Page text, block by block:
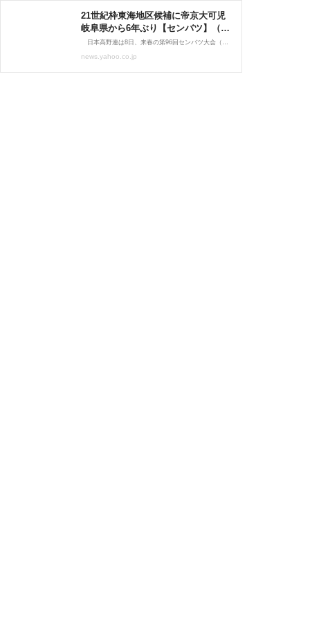
21世紀枠東海地区候補に帝京大可児
岐阜県から6年ぶり【センバツ】（中
日スポーツ） - Yahoo!ニュース
日本高野連は8日、来春の第96回センバツ大会（来年3月18日から13日間・甲子園）で「21世紀枠」の最終候補となる地区候補9校を発表。東海地区では今秋の岐阜県大会16強の帝京大可児（岐阜県）が選ば
news.yahoo.co.jp